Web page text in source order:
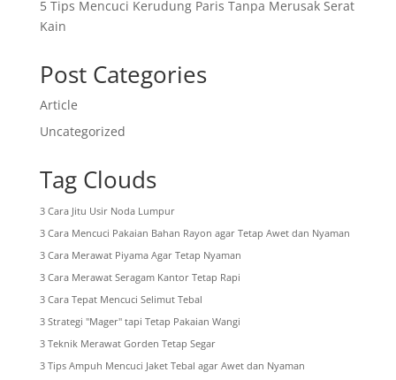
5 Tips Mencuci Kerudung Paris Tanpa Merusak Serat
Kain
Post Categories
Article
Uncategorized
Tag Clouds
3 Cara Jitu Usir Noda Lumpur
3 Cara Mencuci Pakaian Bahan Rayon agar Tetap Awet dan Nyaman
3 Cara Merawat Piyama Agar Tetap Nyaman
3 Cara Merawat Seragam Kantor Tetap Rapi
3 Cara Tepat Mencuci Selimut Tebal
3 Strategi "Mager" tapi Tetap Pakaian Wangi
3 Teknik Merawat Gorden Tetap Segar
3 Tips Ampuh Mencuci Jaket Tebal agar Awet dan Nyaman